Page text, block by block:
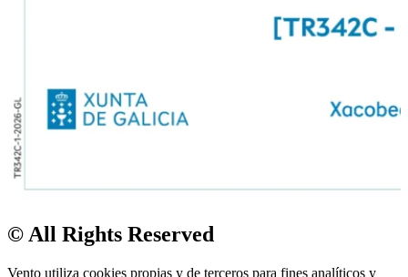
© All Rights Reserved
Vento utiliza cookies propias y de terceros para fines analíticos y